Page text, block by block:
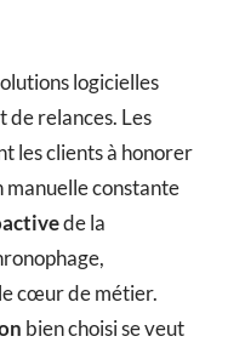
logicielles
de relances. Les
les clients à honorer
manuelle constante
de la
cœur de métier.
bien choisi se veut